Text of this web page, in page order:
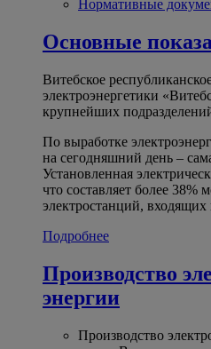
Нормативные
Основные
Витебское
электроэнергетики
крупнейших
По выработке
на сегодняшний день –
Установленная
что составляет более 38%
электростанций,
Подробнее
Производство
энергии
Производство